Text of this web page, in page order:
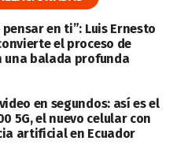
pensar en ti”: Luis Ernesto
el proceso de
una balada profunda
en segundos: así es el
5G, el nuevo celular con
artificial en Ecuador